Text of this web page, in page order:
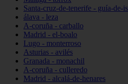
Santa-cruz-de-tenerife - guía-de-
álava - leza
A-coruña - carballo
Madrid - el-boalo
Lugo - monterroso
Asturias - avilés
Granada - monachil
A-coruña - culleredo
Madrid - alcalá-de-henares